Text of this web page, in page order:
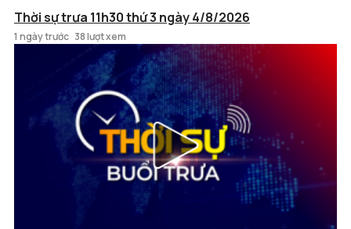
Thời sự trưa 11h30 thứ 3 ngày 4/8/2026
1 ngày trước 38 lượt xem